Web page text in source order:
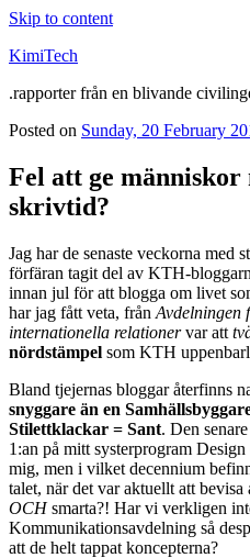
Skip to content
KimiTech
.rapporter från en blivande
Posted on Sunday, 20 February
Fel att ge människor
skrivtid?
Jag har de senaste veckorna med
förfäran tagit del av KTH-
innan jul för att blogga om livet
har jag fått veta, från Avdelningen
internationella relationervar att
nördstämpel som KTH
Bland tjejernas bloggar återfinns
snyggare än en
Stilettklackar = Sant. Den
1:an på mitt systerprogram
mig, men i vilket decennium
talet, när det var aktuellt att
OCHsmarta?! Har vi verkligen
Kommunikationsavdelning så
att de helt tappat koncepterna?